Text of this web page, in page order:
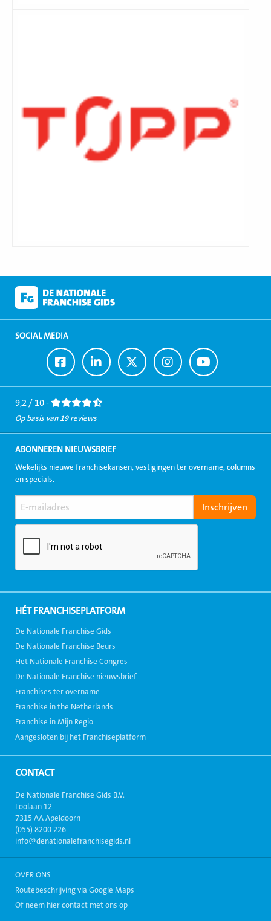
SOCIAL MEDIA
Ga
naar
Facebook
Ga
naar
LinkedIn
Ga
naar
Twitter
Ga
naar
Instagram
Ga
naar
Youtube
9,2 / 10 -
Op basis van 19 reviews
ABONNEREN NIEUWSBRIEF
Wekelijks nieuwe franchisekansen, vestigingen ter overname, columns
en specials.
HÉT FRANCHISEPLATFORM
De Nationale Franchise Gids
De Nationale Franchise Beurs
Het Nationale Franchise Congres
De Nationale Franchise nieuwsbrief
Franchises ter overname
Franchise in the Netherlands
Franchise in Mijn Regio
Aangesloten bij het Franchiseplatform
CONTACT
De Nationale Franchise Gids B.V.
Loolaan 12
7315 AA Apeldoorn
(055) 8200 226
info@denationalefranchisegids.nl
OVER ONS
Routebeschrijving via Google Maps
Of neem hier contact met ons op